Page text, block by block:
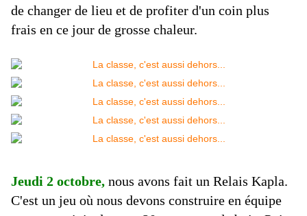
de changer de lieu et de profiter d'un coin plus
frais en ce jour de grosse chaleur.
Jeudi 2 octobre, nous avons fait un Relais Kapla.
C'est un jeu où nous devons construire en équipe